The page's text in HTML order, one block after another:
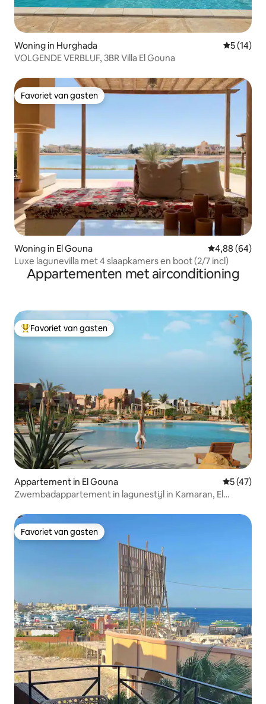
Woning in Hurghada
5 (14)
VOLGENDE VERBLIJF, 3BR Villa El Gouna
Favoriet van gasten
Favoriet van gasten
Woning in El Gouna Gemiddelde
4,88 (64)
Luxe lagunevilla met 4 slaapkamers en boot (2/7 incl)
Appartementen met airconditioning
Topfavoriet van gasten
Favoriet van gasten
Appartement in El Gouna
5 (47)
Zwembadappartement in lagunestijl in Kamaran, El
Favoriet van gasten
Favoriet van gasten